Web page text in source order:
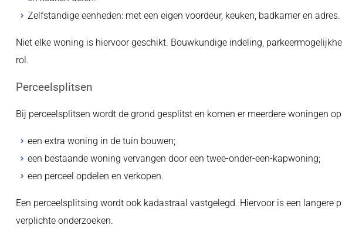
Zelfstandige eenheden: met een eigen voordeur, keuken, badkamer en adres.
Niet elke woning is hiervoor geschikt. Bouwkundige indeling,
rol.
Perceelsplitsen
Bij perceelsplitsen wordt de grond gesplitst en komen er meerdere woningen
een extra woning in de tuin bouwen;
een bestaande woning vervangen door een twee-onder-een-kapwoning;
een perceel opdelen en verkopen.
Een perceelsplitsing wordt ook kadastraal vastgelegd. Hiervoor is een langere
verplichte onderzoeken.